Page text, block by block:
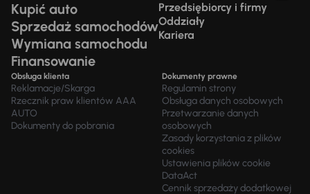
Kupić auto
Sprzedaż samochodów
Wymiana samochodu
Finansowanie
Przedsiębiorcy i firmy
Oddziały
Kariera
Obsługa klienta
Reklamacje/Skarga
Rzecznik praw klientów AAA
AUTO
Dokumenty do pobrania
Dokumenty prawne
Regulamin strony
Obsługa danych osobowych
Przetwarzanie danych
osobowych
Zasady korzystania z plików
cookies
Ustawienia plików cookie
DataAct
Cennik sprzedaży dodatkowej